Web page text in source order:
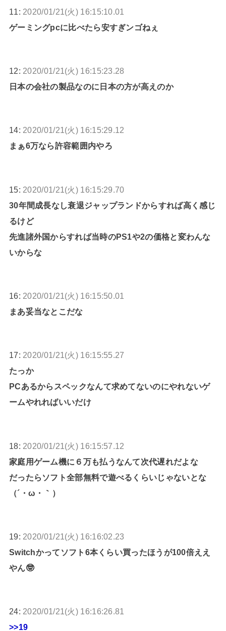
11: 2020/01/21(火) 16:15:10.01
ゲーミングpcに比べたら安すぎンゴねぇ
12: 2020/01/21(火) 16:15:23.28
日本の会社の製品なのに日本の方が高えのか
14: 2020/01/21(火) 16:15:29.12
まぁ6万なら許容範囲内やろ
15: 2020/01/21(火) 16:15:29.70
30年間成長なし衰退ジャップランドからすれば高く感じ
るけど
先進諸外国からすれば当時のPS1や2の価格と変わんな
いからな
16: 2020/01/21(火) 16:15:50.01
まあ妥当なとこだな
17: 2020/01/21(火) 16:15:55.27
たっか
PCあるからスペックなんて求めてないのにやれないゲ
ームやれればいいだけ
18: 2020/01/21(火) 16:15:57.12
家庭用ゲーム機に６万も払うなんて次代遅れだよな
だったらソフト全部無料で遊べるくらいじゃないとな
（´・ω・｀）
19: 2020/01/21(火) 16:16:02.23
Switchかってソフト6本くらい買ったほうが100倍ええ
やん🤓
24: 2020/01/21(火) 16:16:26.81
>>19